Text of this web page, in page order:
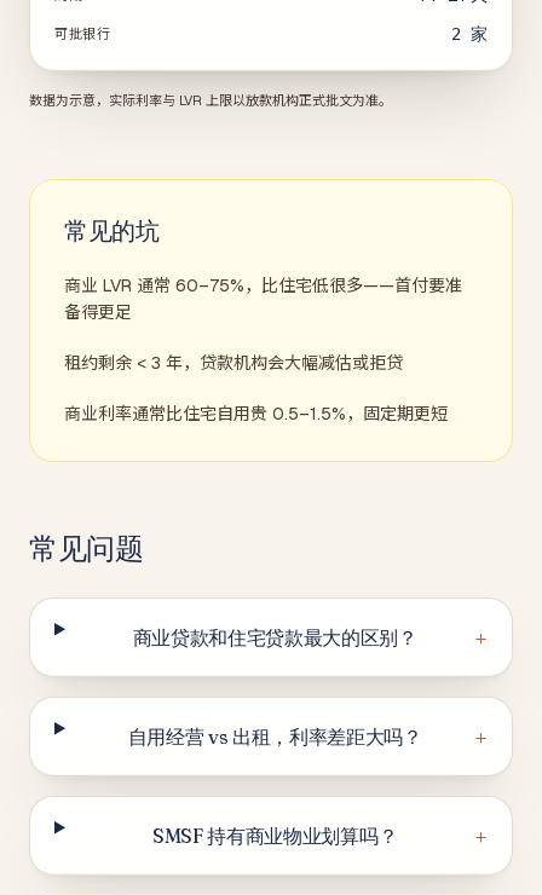
可批银行 2 家
数据为示意，实际利率与 LVR 上限以放款机构正式批文为准。
常见的坑
商业 LVR 通常 60–75%，比住宅低很多——首付要准
备得更足
租约剩余 < 3 年，贷款机构会大幅减估或拒贷
商业利率通常比住宅自用贵 0.5–1.5%，固定期更短
常见问题
商业贷款和住宅贷款最大的区别？ +
自用经营 vs 出租，利率差距大吗？ +
SMSF 持有商业物业划算吗？ +